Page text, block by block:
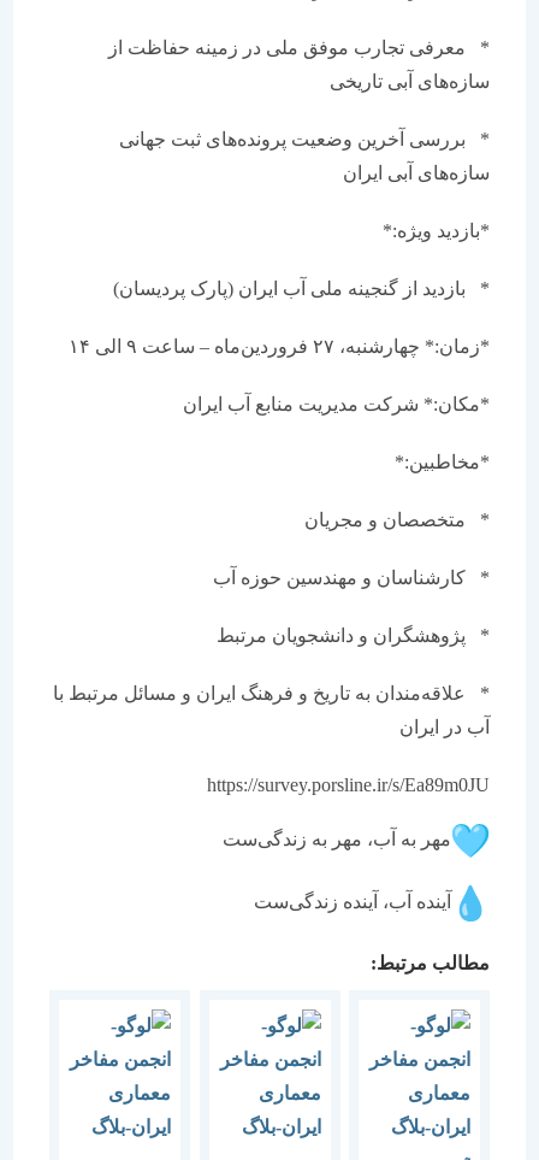
* معرفی تجارب موفق ملی در زمینه حفاظت از
سازه‌های آبی تاریخی
* بررسی آخرین وضعیت پرونده‌های ثبت جهانی
سازه‌های آبی ایران
*بازدید ویژه:*
* بازدید از گنجینه ملی آب ایران (پارک پردیسان)
*زمان:* چهارشنبه، ۲۷ فروردین‌ماه – ساعت ۹ الی ۱۴
*مکان:* شرکت مدیریت منابع آب ایران
*مخاطبین:*
* متخصصان و مجریان
* کارشناسان و مهندسین حوزه آب
* پژوهشگران و دانشجویان مرتبط
* علاقه‌مندان به تاریخ و فرهنگ ایران و مسائل مرتبط با
آب در ایران
https://survey.porsline.ir/s/Ea89m0JU
مهر به آب، مهر به زندگی‌ست
آینده آب، آینده زندگی‌ست
مطالب مرتبط: